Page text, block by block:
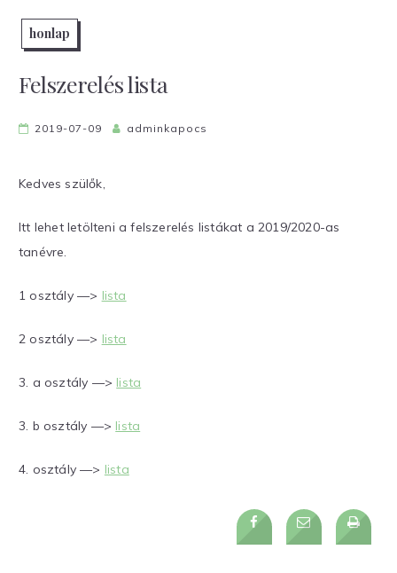
honlap
Felszerelés lista
2019-07-09 adminkapocs
Kedves szülők,
Itt lehet letölteni a felszerelés listákat a 2019/2020-as
tanévre.
1 osztály —> lista
2 osztály —> lista
3. a osztály —> lista
3. b osztály —> lista
4. osztály —> lista